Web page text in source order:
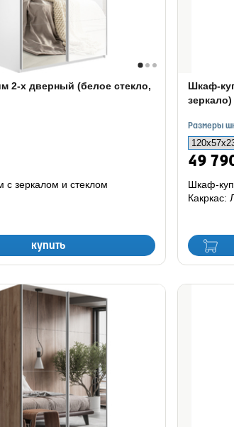
2-х дверный (белое стекло,
купить
зеркалом и стеклом
Шкаф-
зеркало)
Размеры
49
Шкаф-
Какркас: